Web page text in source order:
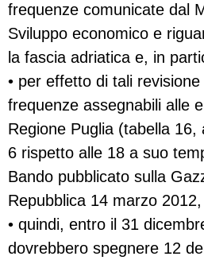
frequenze comunicate dal
Sviluppo economico e
la fascia adriatica e, in
• per effetto di tali
frequenze assegnabili alle
Regione Puglia (tabella
6 rispetto alle 18 a suo
Bando pubblicato sulla
Repubblica 14 marzo
• quindi, entro il 31
dovrebbero spegnere 12